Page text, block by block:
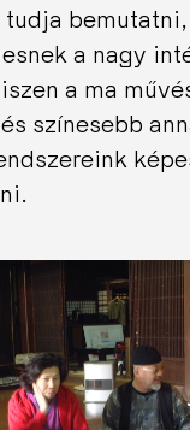
a nagy
a ma
színesebb